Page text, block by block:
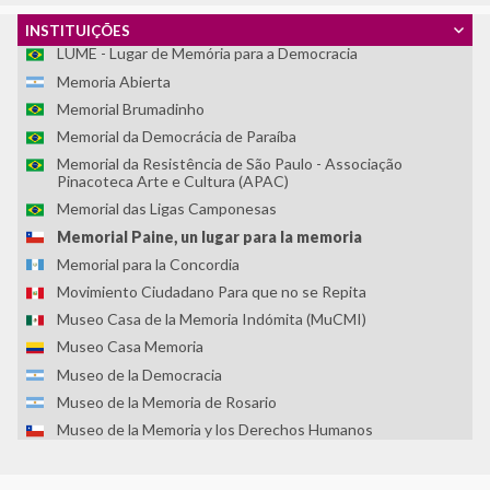
INSTITUIÇÕES
Asociación Centro Loyola Ayacucho
LUME - Lugar de Memória para a Democracia
Memoria Abierta
Memorial Brumadinho
Memorial da Democrácia de Paraíba
Memorial da Resistência de São Paulo - Associação
Pinacoteca Arte e Cultura (APAC)
Memorial das Ligas Camponesas
Memorial Paine, un lugar para la memoria
Memorial para la Concordia
Movimiento Ciudadano Para que no se Repita
Museo Casa de la Memoria Indómita (MuCMI)
Museo Casa Memoria
Museo de la Democracia
Museo de la Memoria de Rosario
Museo de la Memoria y los Derechos Humanos